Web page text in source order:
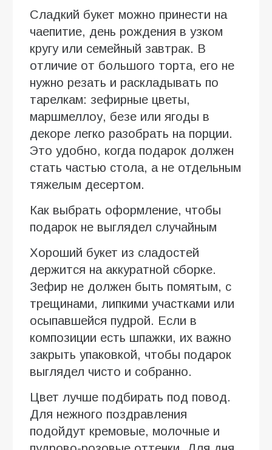
Сладкий букет можно принести на
чаепитие, день рождения в узком
кругу или семейный завтрак. В
отличие от большого торта, его не
нужно резать и раскладывать по
тарелкам: зефирные цветы,
маршмеллоу, безе или ягоды в
декоре легко разобрать на порции.
Это удобно, когда подарок должен
стать частью стола, а не отдельным
тяжелым десертом.
Как выбрать оформление, чтобы
подарок не выглядел случайным
Хороший букет из сладостей
держится на аккуратной сборке.
Зефир не должен быть помятым, с
трещинами, липкими участками или
осыпавшейся пудрой. Если в
композиции есть шпажки, их важно
закрыть упаковкой, чтобы подарок
выглядел чисто и собранно.
Цвет лучше подбирать под повод.
Для нежного поздравления
подойдут кремовые, молочные и